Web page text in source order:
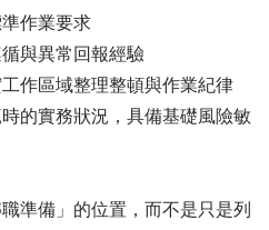
作業要求
與異常回報經驗
作區域整理整頓與作業紀律
的實務狀況，具備基礎風險敏
準備」的位置，而不是只是列